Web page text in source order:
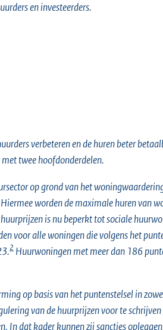
en investeerders.
verbeteren en de huren beter
twee hoofdonderdelen.
op grond van het
worden de maximale huren van
is nu beperkt tot sociale
voor alle woningen die volgens het
2 Huurwoningen met meer dan 186
op basis van het puntenstelsel in
van de huurprijzen voor te
In dat kader kunnen zij sancties